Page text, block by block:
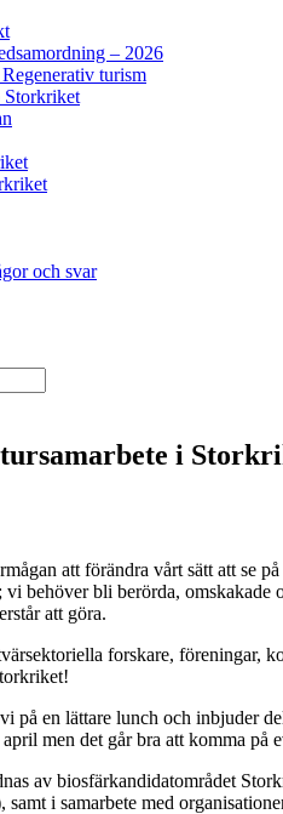
– 2026
turism
Storkriket
och svar
i
att förändra vårt sätt att se
behöver bli berörda, omskakade
att göra.
forskare, föreningar,
på en lättare lunch och inbjuder
men det går bra att komma på
av biosfärkandidatområdet
samt i samarbete med